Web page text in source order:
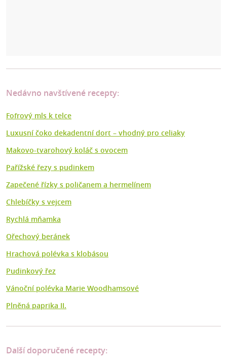
Nedávno navštívené recepty:
Fofrový mls k telce
Luxusní čoko dekadentní dort –⁠ vhodný pro celiaky
Makovo-tvarohový koláč s ovocem
Pařížské řezy s pudinkem
Zapečené řízky s poličanem a hermelínem
Chlebíčky s vejcem
Rychlá mňamka
Ořechový beránek
Hrachová polévka s klobásou
Pudinkový řez
Vánoční polévka Marie Woodhamsové
Plněná paprika II.
Další doporučené recepty: